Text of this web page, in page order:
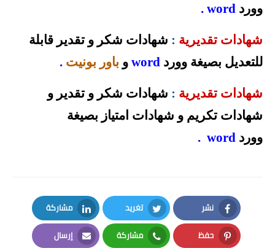
وورد word
.
شهادات تقديرية : شهادات شكر و تقدير قابلة
للتعديل بصيغة وورد word و باور بونيت .
شهادات تقديرية : شهادات شكر و تقدير و
شهادات تكريم و شهادات امتياز بصيغة
وورد word
.
نشر
Facebook
تغريد
Twitter
مشاركة
LinkedIn
حفظ مشاركة إرسال